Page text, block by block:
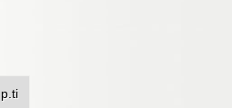
p.ti